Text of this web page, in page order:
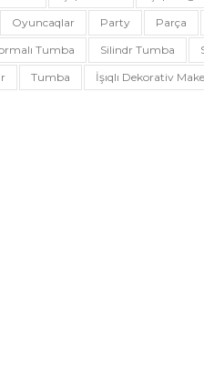
Oyuncaqlar
Party Parça
Tumba
Silindr Tumba
Tumba İşıqlı Dekorativ